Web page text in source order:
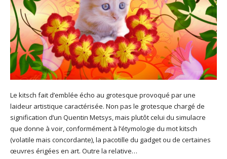
Le kitsch fait d’emblée écho au grotesque provoqué par une
laideur artistique caractérisée. Non pas le grotesque chargé de
signification d’un Quentin Metsys, mais plutôt celui du simulacre
que donne à voir, conformément à l’étymologie du mot kitsch
(volatile mais concordante), la pacotille du gadget ou de certaines
œuvres érigées en art. Outre la relative…